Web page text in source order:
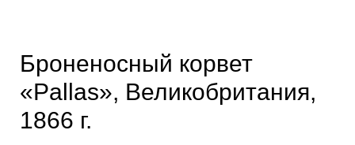
Броненосный корвет
«Pallas», Великобритания,
1866 г.